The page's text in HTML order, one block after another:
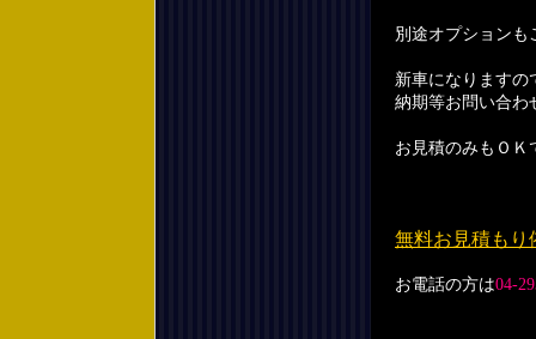
別途オプションも
新車になりますの
納期等お問い合わ
お見積のみもＯＫ
無料お見積もり
お電話の方は04-